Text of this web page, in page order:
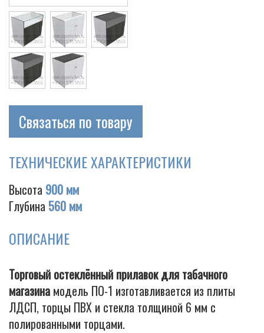
Cigarette
Связаться по товару
ТЕХНИЧЕСКИЕ ХАРАКТЕРИСТИКИ
Высота 900 мм
Глубина 560 мм
ОПИСАНИЕ
Торговый остеклённый прилавок для табачного
магазина модель ПО-1 изготавливается из плиты
ЛДСП, торцы ПВХ и стекла толщиной 6 мм с
полированными торцами.